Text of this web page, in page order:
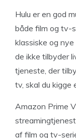
Hulu er en god
både film og tv-
klassiske og nye
de ikke tilbyder
tjeneste, der
tv, skal du kigge
Amazon Prime
af film og tv-